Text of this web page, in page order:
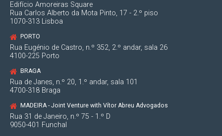
Edifício Amoreiras Square
Rua Carlos Alberto da Mota Pinto, 17 - 2.º piso
1070-313 Lisboa
PORTO
Rua Eugénio de Castro, n.º 352, 2.º andar, sala 26
4100-225 Porto
BRAGA
Rua de Janes, n.º 20, 1.º andar, sala 101
4700-318 Braga
MADEIRA - Joint Venture with Vítor Abreu Advogados
Rua 31 de Janeiro, n.º 75 - 1.º D
9050-401 Funchal